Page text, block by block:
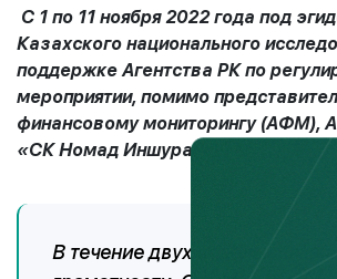
С 1 по 11 ноября 2022 года под
Казахского национального
поддержке Агентства РК по
мероприятии, помимо
финансовому мониторингу (АФМ),
«СК Номад Иншуранс».
В течение двух недель